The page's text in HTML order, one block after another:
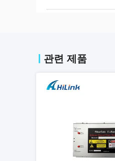
관련 제품